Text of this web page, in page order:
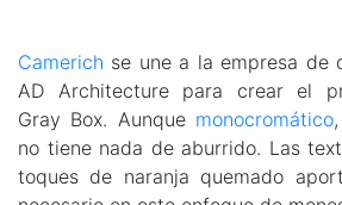
Camerich se une a la empresa de
AD Architecture para crear el
Gray Box. Aunque monocromático
no tiene nada de aburrido. Las
toques de naranja quemado